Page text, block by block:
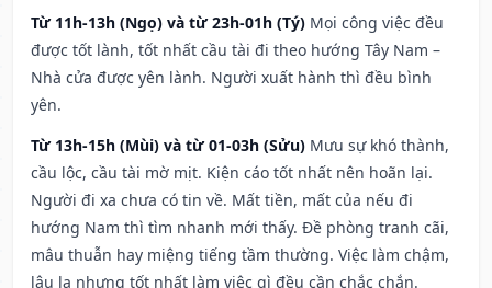
Từ 11h-13h (Ngọ) và từ 23h-01h (Tý) Mọi công việc đều
được tốt lành, tốt nhất cầu tài đi theo hướng Tây Nam –
Nhà cửa được yên lành. Người xuất hành thì đều bình
yên.
Từ 13h-15h (Mùi) và từ 01-03h (Sửu) Mưu sự khó thành,
cầu lộc, cầu tài mờ mịt. Kiện cáo tốt nhất nên hoãn lại.
Người đi xa chưa có tin về. Mất tiền, mất của nếu đi
hướng Nam thì tìm nhanh mới thấy. Đề phòng tranh cãi,
mâu thuẫn hay miệng tiếng tầm thường. Việc làm chậm,
lâu la nhưng tốt nhất làm việc gì đều cần chắc chắn.